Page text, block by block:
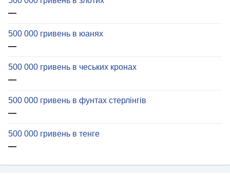
—
500 000 гривень в юанях
—
500 000 гривень в чеських кронах
—
500 000 гривень в фунтах стерлінгів
—
500 000 гривень в тенге
—